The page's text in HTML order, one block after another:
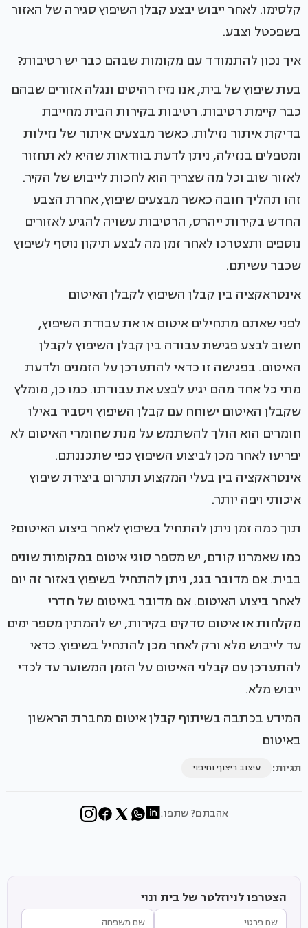
קלסימו. לאחר ייבוש יבצע קבלן השיפוץ סגירה של האזור
בשפכטל וצבע.
איך נכון להתמודד עם מקומות שבהם כבר יש רטיבות?
בעת שיפוץ של בית, אנו נזיז רהיטים ונגלה אזורים שבהם
כבר קיימת רטיבות. רטיבות בקירות הבית מחייבת
בדיקת איתור נזילות. כאשר מבצעים איתור של נזילות
ומטפלים בנזילה, ניתן לדעת בוודאות שהיא לא תחזור
לאזור שוב וכל מה שצריך הוא לחכות לייבוש של הקיר.
זהו תהליך חובה כאשר מבצעים שיפוץ, אחרת הצבע
החדש בקירות ייהרס, הרטיבות עשויה להגיע לאזורים
נוספים ותצטרכו לאחר זמן מה לבצע תיקון נוסף לשיפוץ
שכבר עשיתם.
אינטראקציה בין קבלן השיפוץ לקבלן האיטום
לפני שאתם מתחילים איטום או את עבודת השיפוץ,
חשוב לבצע פגישת עבודה בין קבלן השיפוץ לקבלן
האיטום. בפגישה זו כדאי להתעדכן על הזמנים ולדעת
מתי כל אחד מהם יגיע לבצע את עבודתו. כמו כן, מומלץ
שקבלן האיטום ישוחח עם קבלן השיפוץ ויסביר באילו
חומרים הוא הולך להשתמש על מנת שחומרי האיטום לא
יפריעו לאחר מכן לביצוע השיפוץ כפי שתכננתם.
אינטראקציה בין בעלי המקצוע תתרום ביצירת שיפוץ
איכותי ויפה יותר.
תוך כמה זמן ניתן להתחיל בשיפוץ לאחר ביצוע האיטום?
כמו שאמרנו קודם, יש מספר סוגי איטום במקומות שונים
בבית. אם מדובר בגג, ניתן להתחיל בשיפוץ באזור זה יום
לאחר ביצוע האיטום. אם מדובר באיטום של חדרי
מקלחות או איטום סדקים בקירות, יש להמתין מספר ימים
עד לייבוש מלא ורק לאחר מכן להתחיל בשיפוץ. כדאי
להתעדכן עם קבלני האיטום על הזמן המשוער עד לכדי
ייבוש מלא.
המידע בכתבה בשיתוף קבלן איטום מחברת הראשון
באיטום
תגיות: עיצוב ריצוף וחיפוי
אהבתם? שתפו:
הצטרפו לניוזלטר של בית ונוי